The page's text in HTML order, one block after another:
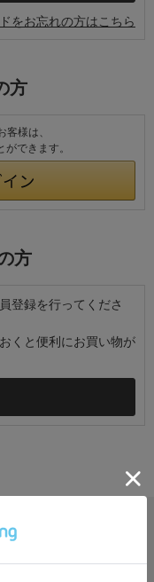
をお忘れの方はこちら
方
様は、
できます。
方
登録を行ってくださ
くと便利にお買い物が